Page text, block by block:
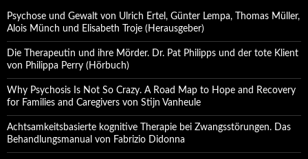
Psychose und Gewalt von Ulrich Ertel, Günter Lempa, Thomas Müller,
Alois Münch und Elisabeth Troje (Herausgeber)
Die Therapeutin und ihre Mörder. Dr. Pat Philipps und der tote Klient
von Philippa Perry (Hörbuch)
Why Psychosis Is Not So Crazy. A Road Map to Hope and Recovery
for Families and Caregivers von Stijn Vanheule
Achtsamkeitsbasierte kognitive Therapie bei Zwangsstörungen. Das
Behandlungsmanual von Fabrizio Didonna